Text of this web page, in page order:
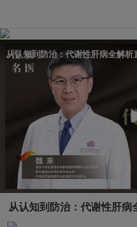
从认知到防治：代谢性肝病全解析
从认知到防治：代谢性肝病